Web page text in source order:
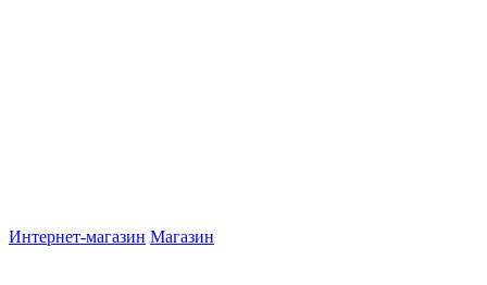
Интернет-магазин Магазин